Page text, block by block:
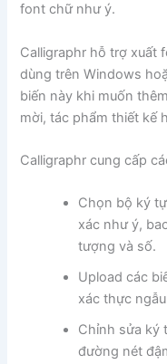
font chữ như ý.
Calligraphr hỗ trợ xuất
dùng trên Windows
biến này khi muốn
mời, tác phẩm thiết kế
Calligraphr cung cấp
Chọn bộ ký
xác như ý,
tượng và số.
Upload các
xác thực
Chỉnh sửa ký
đường nét